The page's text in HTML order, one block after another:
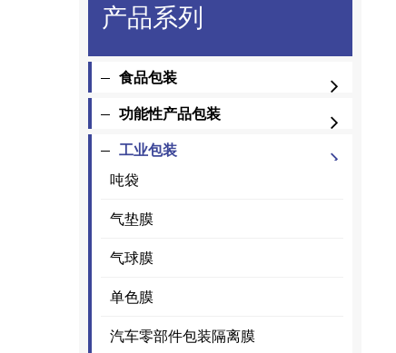
产品系列
食品包装
功能性产品包装
工业包装
吨袋
气垫膜
气球膜
单色膜
汽车零部件包装隔离膜